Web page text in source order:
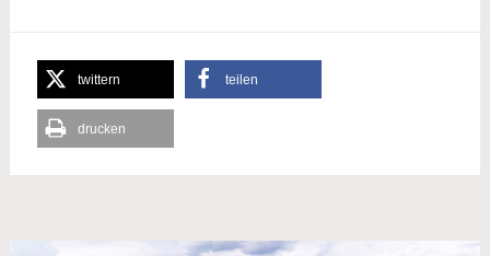
twittern teilen
drucken